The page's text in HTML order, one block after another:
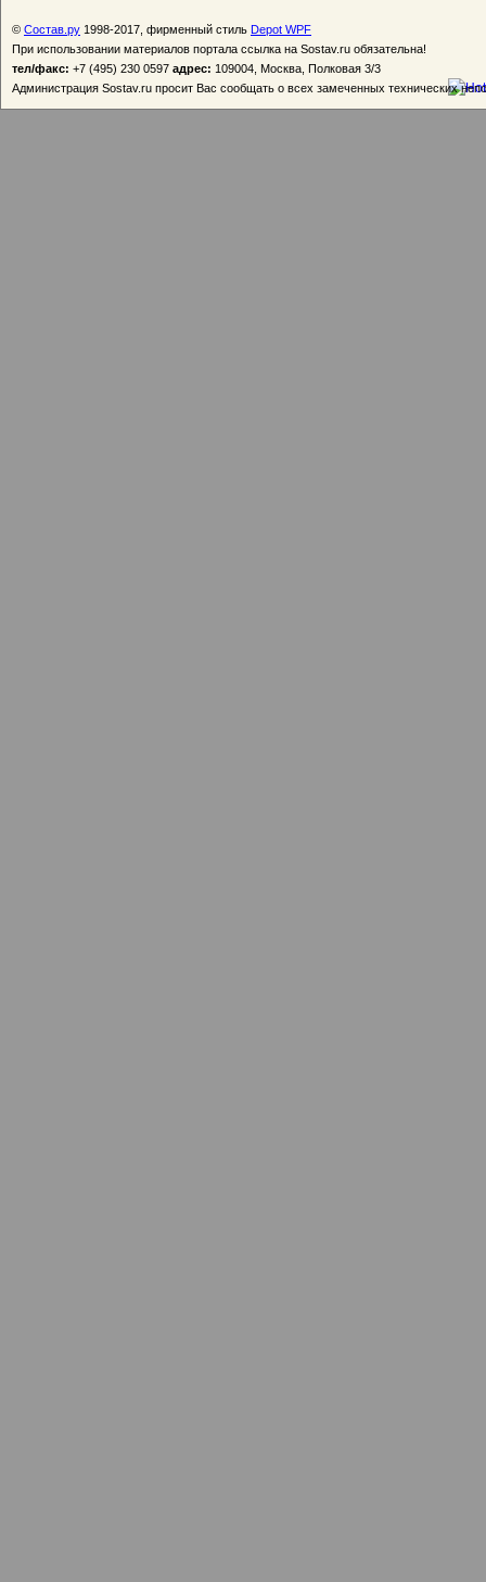
© Состав.ру 1998-2017, фирменный стиль Depot WPF
При использовании материалов портала ссылка на Sostav.ru обязательна!
тел/факс: +7 (495) 230 0597 адрес: 109004, Москва, Полковая 3/3
Администрация Sostav.ru просит Вас сообщать о всех замеченных технических